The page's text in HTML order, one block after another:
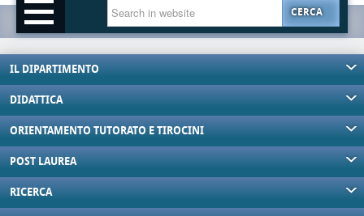
CERCA
IL DIPARTIMENTO
DIDATTICA
ORIENTAMENTO TUTORATO E TIROCINI
POST LAUREA
RICERCA